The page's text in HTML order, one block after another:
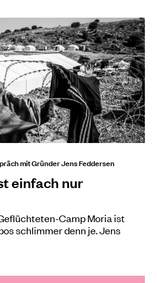
mit Gründer Jens Feddersen
einfach nur
Camp Moria ist
schlimmer denn je. Jens